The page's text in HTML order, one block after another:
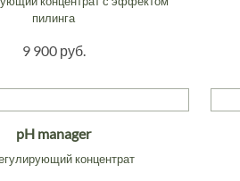
пилинга
9 900 руб.
pH manager
концентрат